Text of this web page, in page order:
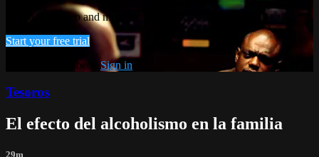
Watch this video and more on VOI Plus
Start your free trial
Already subscribed? Sign in
Tesoros
El efecto del alcoholismo en la familia
29m